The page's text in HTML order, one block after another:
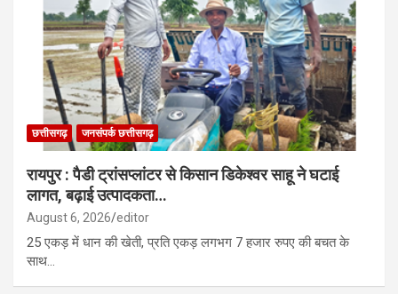
छत्तीसगढ़ जनसंपर्क छत्तीसगढ़
रायपुर : पैडी ट्रांसप्लांटर से किसान डिकेश्वर साहू ने घटाई
लागत, बढ़ाई उत्पादकता…
August 6, 2026 editor
25 एकड़ में धान की खेती, प्रति एकड़ लगभग 7 हजार रुपए की बचत के
साथ…